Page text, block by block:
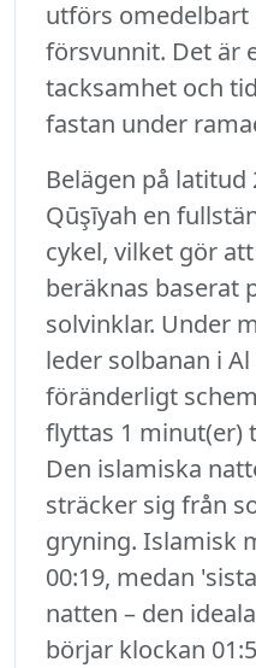
utförs omedelbart
försvunnit. Det är
tacksamhet och
fastan under
Belägen på latitud
Qūşīyah en
cykel, vilket gör
beräknas baserat
solvinklar. Under
leder solbanan i
föränderligt
flyttas 1 minut(er)
Den islamiska
sträcker sig från
gryning. Islamisk
00:19, medan
natten – den
börjar klockan